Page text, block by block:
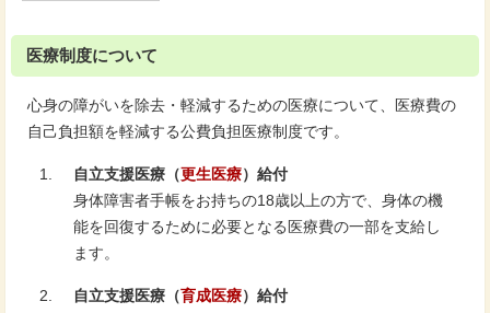
医療制度について
心身の障がいを除去・軽減するための医療について、医療費の
自己負担額を軽減する公費負担医療制度です。
自立支援医療（更生医療）給付
身体障害者手帳をお持ちの18歳以上の方で、身体の機
能を回復するために必要となる医療費の一部を支給し
ます。
自立支援医療（育成医療）給付